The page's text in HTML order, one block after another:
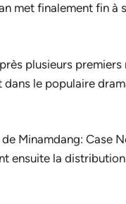
met finalement fin à
plusieurs premiers
dans le populaire
de Minamdang: Case
ensuite la